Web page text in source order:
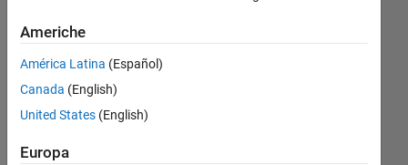
Kevin
2012
1
Risposta
Aggiornato
Americhe
América Latina (Español)
Canada (English)
United States (English)
Europa